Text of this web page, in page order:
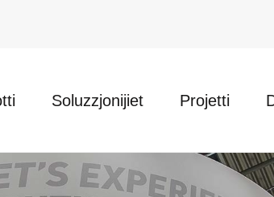
Soluzzjonijiet Projetti